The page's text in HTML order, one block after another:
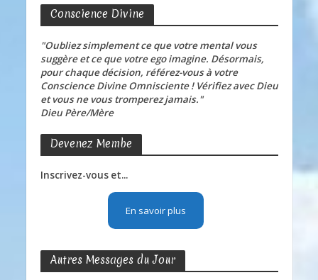
Conscience Divine
"Oubliez simplement ce que votre mental vous
suggère et ce que votre ego imagine. Désormais,
pour chaque décision, référez-vous à votre
Conscience Divine Omnisciente ! Vérifiez avec Dieu
et vous ne vous tromperez jamais."
Dieu Père/Mère
Devenez Membe
Inscrivez-vous et...
En savoir plus
Autres Messages du Jour